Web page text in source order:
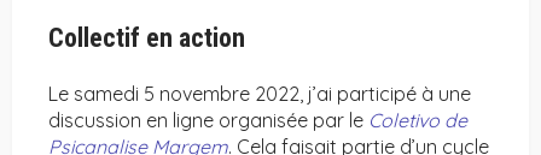
Collectif en action
Le samedi 5 novembre 2022, j’ai participé à une
discussion en ligne organisée par le Coletivo de
Psicanalise Margem. Cela faisait partie d’un cycle